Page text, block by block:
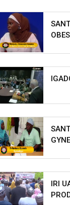
IRI